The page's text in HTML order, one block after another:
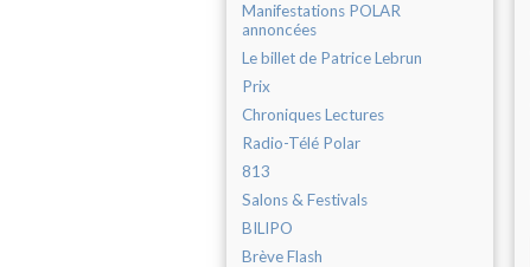
Manifestations POLAR
annoncées
Le billet de Patrice Lebrun
Prix
Chroniques Lectures
Radio-Télé Polar
813
Salons & Festivals
BILIPO
Brève Flash